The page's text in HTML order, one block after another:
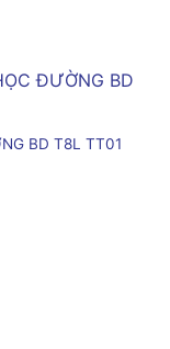
BD T8L TT01